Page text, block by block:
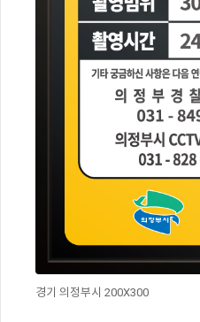
경기 의정부시 200X300